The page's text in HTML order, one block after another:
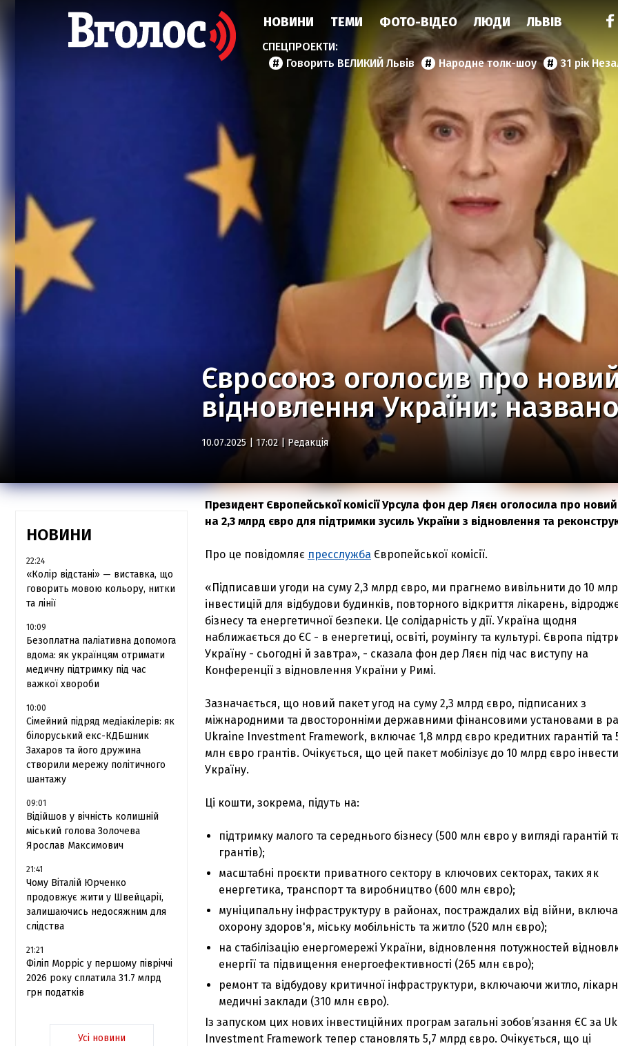
НОВИНИ ТЕМИ ФОТО-ВІДЕО ЛЮДИ ЛЬВІВ
Говорить ВЕЛИКИЙ Львів Народне толк-шоу 31 рік
Євросоюз оголосив про
відновлення України:
10.07.2025 | 17:02 | Редакція
НОВИНИ
22:24
«Колір відстані» — виставка, що
говорить мовою кольору, нитки
та лінії
10:09
Безоплатна паліативна допомога
вдома: як українцям отримати
медичну підтримку під час
важкої хвороби
10:00
Сімейний підряд медіакілерів: як
білоруський екс-КДБшник
Захаров та його дружина
створили мережу політичного
шантажу
09:01
Відійшов у вічність колишній
міський голова Золочева
Ярослав Максимович
21:41
Чому Віталій Юрченко
продовжує жити у Швейцарії,
залишаючись недосяжним для
слідства
21:21
Філіп Морріс у першому півріччі
2026 року сплатила 31.7 млрд
грн податків
Усі новини
Президент Європейської комісії Урсула фон дер Ляєн оголосила про
на 2,3 млрд євро для підтримки зусиль України з відновлення та
Про це повідомляє пресслужба Європейської комісії.
«Підписавши угоди на суму 2,3 млрд євро, ми прагнемо вивільнити до 10
інвестицій для відбудови будинків, повторного відкриття лікарень,
бізнесу та енергетичної безпеки. Це солідарність у дії. Україна щодня
наближається до ЄС - в енергетиці, освіті, роумінгу та культурі. Європа
Україну - сьогодні й завтра», - сказала фон дер Ляєн під час виступу на
Конференції з відновлення України у Римі.
Зазначається, що новий пакет угод на суму 2,3 млрд євро, підписаних з
міжнародними та двосторонніми державними фінансовими установами в
Ukraine Investment Framework, включає 1,8 млрд євро кредитних гарантій та
млн євро грантів. Очікується, що цей пакет мобілізує до 10 млрд євро
Україну.
Ці кошти, зокрема, підуть на:
підтримку малого та середнього бізнесу (500 млн євро у вигляді гарантій
грантів);
масштабні проєкти приватного сектору в ключових секторах, таких як
енергетика, транспорт та виробництво (600 млн євро);
муніципальну інфраструктуру в районах, постраждалих від війни,
охорону здоров'я, міську мобільність та житло (520 млн євро);
на стабілізацію енергомережі України, відновлення потужностей
енергії та підвищення енергоефективності (265 млн євро);
ремонт та відбудову критичної інфраструктури, включаючи житло,
медичні заклади (310 млн євро).
Із запуском цих нових інвестиційних програм загальні зобов’язання ЄС за
Investment Framework тепер становлять 5,7 млрд євро. Очікується, що ці